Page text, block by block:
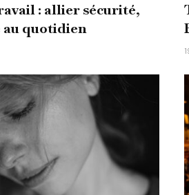
: allier sécurité,
quotidien